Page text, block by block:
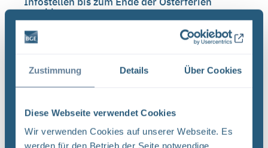
Zustimmung Details Über Cookies
Diese Webseite verwendet Cookies
Wir verwenden Cookies auf unserer Webseite. Es
werden für den Betrieb der Seite notwendige
geschlossen
BGE Endlager Konrad Endlager Morsleben Asse Die
BGE schließt ab Montag, 16. März 2020, die
Wochen bis zum Ende der Osterferien am 19. April
2020. ...
Schließzeiten Infostellen Oktober/November